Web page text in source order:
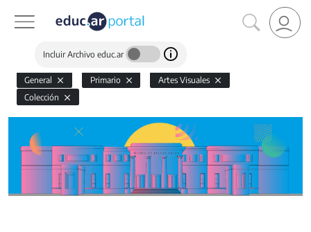
Incluir Archivo educ.ar
General Primario
Artes Visuales
Colección